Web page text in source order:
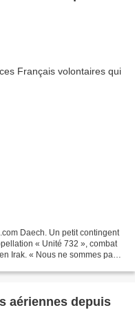
Daech. Un petit contingent
« Unité 732 », combat
Irak. « Nous ne sommes pas
aériennes depuis